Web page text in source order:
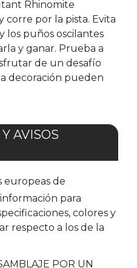
Rhinomite
por la pista. Evita
los puños oscilantes
y ganar. Prueba a
de un desafío
decoración pueden
AVISOS
europeas de
para
colores y
respecto a los de la
POR UN